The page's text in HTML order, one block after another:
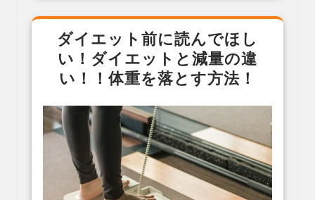
ダイエット前に読んでほし
い！ダイエットと減量の違
い！！体重を落とす方法！